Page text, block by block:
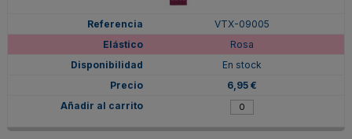
VTX-09005
Rosa
En stock
6,95 €